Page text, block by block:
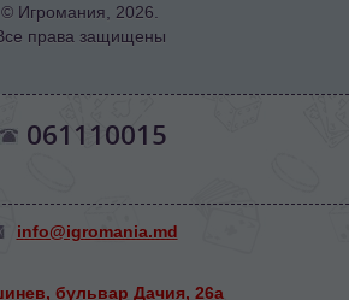
© Игромания, 2026.
права защищены
061110015
info@igromania.md
бульвар Дачия, 26а